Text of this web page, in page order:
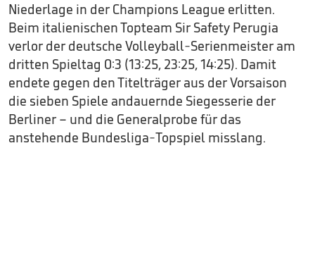
Niederlage in der Champions League erlitten.
Beim italienischen Topteam Sir Safety Perugia
verlor der deutsche Volleyball-Serienmeister am
dritten Spieltag 0:3 (13:25, 23:25, 14:25). Damit
endete gegen den Titelträger aus der Vorsaison
die sieben Spiele andauernde Siegesserie der
Berliner – und die Generalprobe für das
anstehende Bundesliga-Topspiel misslang.